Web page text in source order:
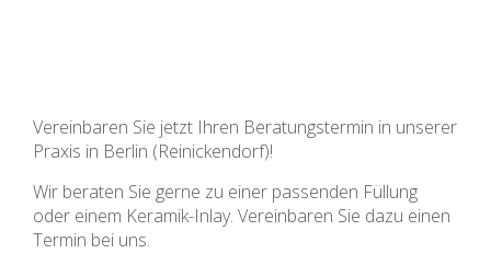
Vereinbaren Sie jetzt Ihren Beratungstermin in unserer
Praxis in Berlin (Reinickendorf)!
Wir beraten Sie gerne zu einer passenden Füllung
oder einem Keramik-Inlay. Vereinbaren Sie dazu einen
Termin bei uns.